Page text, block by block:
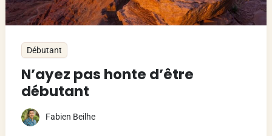
Débutant
N’ayez pas honte d’être
débutant
Fabien Beilhe